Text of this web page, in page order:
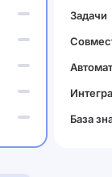
Задачи
База